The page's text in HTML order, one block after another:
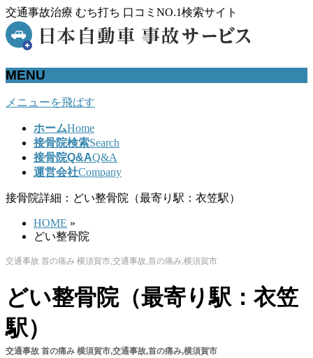
交通事故治療 むち打ち 口コミNO.1検索サイト
MENU
メニューを飛ばす
ホームHome
接骨院検索Search
接骨院Q&AQ&A
運営会社Company
接骨院詳細：どい整骨院（最寄り駅：衣笠駅）
HOME »
どい整骨院
交通事故 首の痛み 横須賀市,交通事故,首の痛み,横須賀市
どい整骨院（最寄り駅：衣笠
駅）
交通事故 首の痛み 横須賀市,交通事故,首の痛み,横須賀市